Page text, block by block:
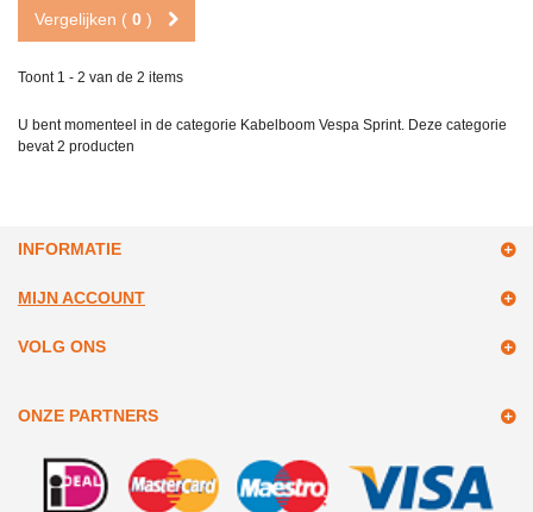
Vergelijken ( 0 )
Toont 1 - 2 van de 2 items
U bent momenteel in de categorie Kabelboom Vespa Sprint. Deze categorie
bevat2 producten
INFORMATIE
MIJN ACCOUNT
VOLG ONS
ONZE PARTNERS